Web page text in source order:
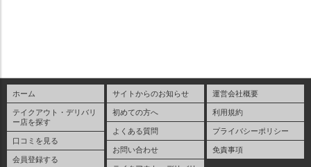
ホーム
テイクアウト・デリバリ
ー店を探す
口コミを見る
会員登録する
サイトからのお知らせ
初めての方へ
よくある質問
お問い合わせ
運営会社概要
利用規約
プライバシーポリシー
免責事項